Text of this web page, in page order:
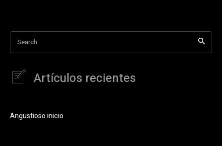
Search
Artículos recientes
Angustioso inicio